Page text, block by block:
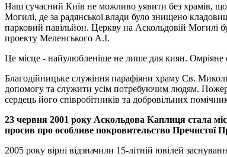
Наш сучасний Київ не можливо уявити без храмів, що
Могилі, де за радянської влади було знищено
парковий павільйон. Церкву на Аскольдовій Могилі
проекту Меленського А.І.
Це місце - найулюбленіше не лише для киян. Омріяне
Благодійницьке служіння парафіяни храму Св.
допомогу та служити усім потребуючим людям.
сердець його співробітників та добровільних
23 червня 2001 року Аскольдова Каплиця стала
просив про особливе покровительство Пречистої
2005 року вірні відзначили 15-літній ювілей